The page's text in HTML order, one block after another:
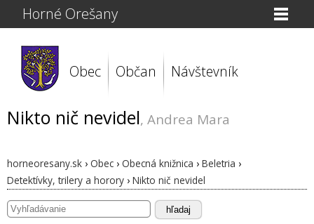
Horné Orešany
Obec Občan Návštevník
Nikto nič nevidel, Andrea Mara
horneoresany.sk › Obec › Obecná knižnica › Beletria ›
Detektívky, trilery a horory › Nikto nič nevidel
hľadaj